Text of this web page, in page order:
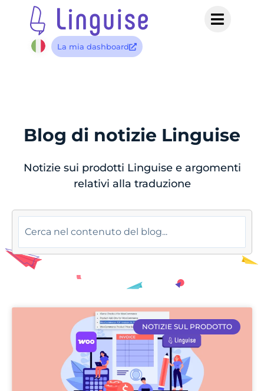
La mia dashboard
Blog di notizie Linguise
Notizie sui prodotti Linguise e argomenti
relativi alla traduzione
NOTIZIE SUL PRODOTTO